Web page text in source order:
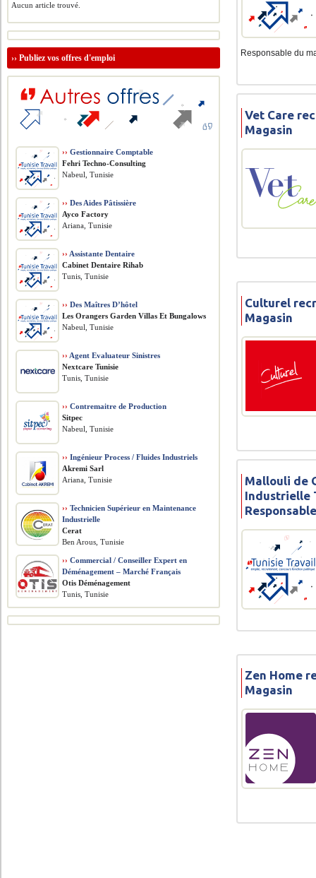
Responsable du
Vet Care
Magasin
Culturel
Magasin
Mallouli de
Industrielle
Zen Home
Magasin
Aucun article trouvé.
››Publiez vos offres d'emploi
›› Gestionnaire Comptable
Fehri Techno-Consulting
Nabeul, Tunisie
›› Des Aides Pâtissière
Ayco Factory
Ariana, Tunisie
›› Assistante Dentaire
Cabinet Dentaire Rihab
Tunis, Tunisie
›› Des Maîtres D’hôtel
Les Orangers Garden Villas Et Bungalows
Nabeul, Tunisie
›› Agent Evaluateur Sinistres
Nextcare Tunisie
Tunis, Tunisie
›› Contremaitre de Production
Sitpec
Nabeul, Tunisie
›› Ingénieur Process / Fluides Industriels
Akremi Sarl
Ariana, Tunisie
›› Technicien Supérieur en Maintenance
Industrielle
Cerat
Ben Arous, Tunisie
›› Commercial / Conseiller Expert en
Déménagement – Marché Français
Otis Déménagement
Tunis, Tunisie